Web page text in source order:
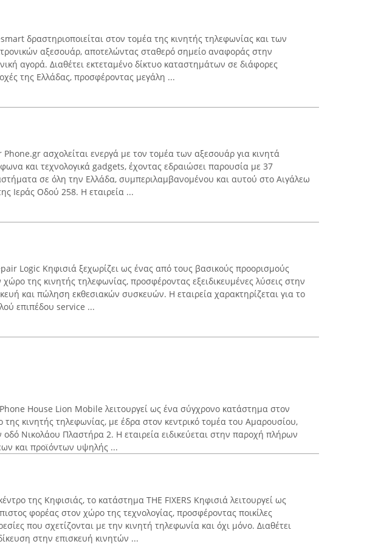
δραστηριοποιείται στον τομέα της κινητής τηλεφωνίας και των
αξεσουάρ, αποτελώντας σταθερό σημείο αναφοράς στην
αγορά. Διαθέτει εκτεταμένο δίκτυο καταστημάτων σε διάφορες
της Ελλάδας, προσφέροντας μεγάλη ...
ασχολείται ενεργά με τον τομέα των αξεσουάρ για κινητά
και τεχνολογικά gadgets, έχοντας εδραιώσει παρουσία με 37
σε όλη την Ελλάδα, συμπεριλαμβανομένου και αυτού στο Αιγάλεω
Ιεράς Οδού 258. Η εταιρεία ...
Logic Κηφισιά ξεχωρίζει ως ένας από τους βασικούς προορισμούς
χώρο της κινητής τηλεφωνίας, προσφέροντας εξειδικευμένες λύσεις στην
και πώληση εκθεσιακών συσκευών. Η εταιρεία χαρακτηρίζεται για το
επιπέδου service ...
House Lion Mobile λειτουργεί ως ένα σύγχρονο κατάστημα στον
της κινητής τηλεφωνίας, με έδρα στον κεντρικό τομέα του Αμαρουσίου,
οδό Νικολάου Πλαστήρα 2. Η εταιρεία ειδικεύεται στην παροχή πλήρων
και προϊόντων υψηλής ...
της Κηφισιάς, το κατάστημα THE FIXERS Κηφισιά λειτουργεί ως
φορέας στον χώρο της τεχνολογίας, προσφέροντας ποικίλες
που σχετίζονται με την κινητή τηλεφωνία και όχι μόνο. Διαθέτει
στην επισκευή κινητών ...